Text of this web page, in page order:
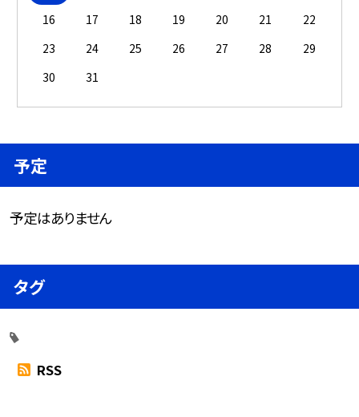
16
17 18 19 20 21
22
23
24 25 26 27 28
29
30
31
予定
予定はありません
タグ
RSS